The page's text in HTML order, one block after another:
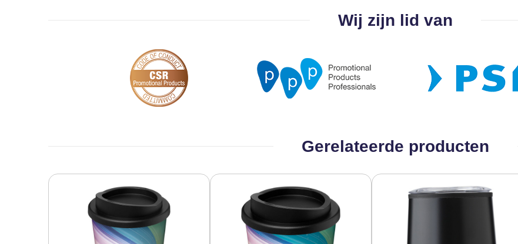
Wij zijn lid van
Gerelateerde producten